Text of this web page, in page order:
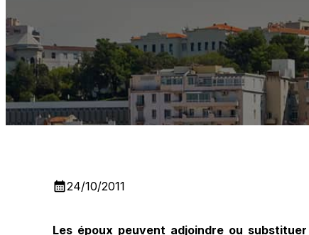
calendar_month24/10/2011
Les époux peuvent adjoindre ou